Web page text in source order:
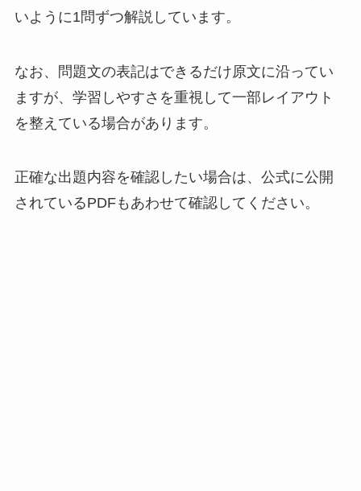
いように1問ずつ解説しています。
なお、問題文の表記はできるだけ原文に沿ってい
ますが、学習しやすさを重視して一部レイアウト
を整えている場合があります。
正確な出題内容を確認したい場合は、公式に公開
されているPDFもあわせて確認してください。